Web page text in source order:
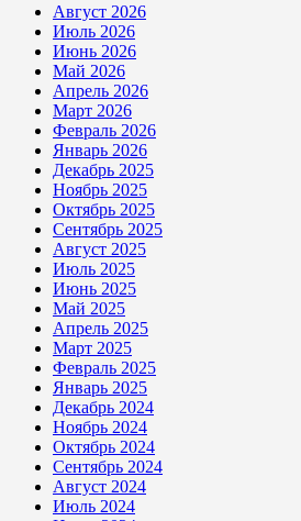
Август 2026
Июль 2026
Июнь 2026
Май 2026
Апрель 2026
Март 2026
Февраль 2026
Январь 2026
Декабрь 2025
Ноябрь 2025
Октябрь 2025
Сентябрь 2025
Август 2025
Июль 2025
Июнь 2025
Май 2025
Апрель 2025
Март 2025
Февраль 2025
Январь 2025
Декабрь 2024
Ноябрь 2024
Октябрь 2024
Сентябрь 2024
Август 2024
Июль 2024